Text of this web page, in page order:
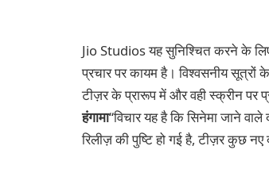
Jio Studios यह सुनिश्चित करने के
प्रचार पर कायम है। विश्वसनीय
टीज़र के प्रारूप में और वही स्क्रीन पर
हंगामा“विचार यह है कि सिनेमा जाने
रिलीज़ की पुष्टि हो गई है, टीज़र कुछ